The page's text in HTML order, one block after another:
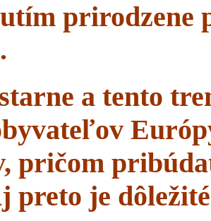
prirodzene
a tento
pričom
preto je